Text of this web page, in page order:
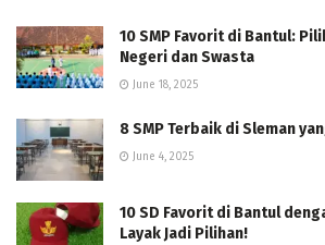
10 SMP Favorit di Bantul:
Negeri dan Swasta
June 18, 2025
8 SMP Terbaik di Sleman
June 4, 2025
10 SD Favorit di Bantul
Layak Jadi Pilihan!